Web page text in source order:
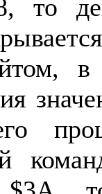
то
в